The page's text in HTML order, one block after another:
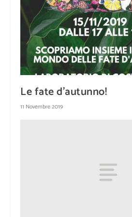
Le fate d’autunno!
11 Novembre 2019